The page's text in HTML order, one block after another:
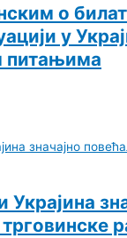
о
у
питањима
Украјина